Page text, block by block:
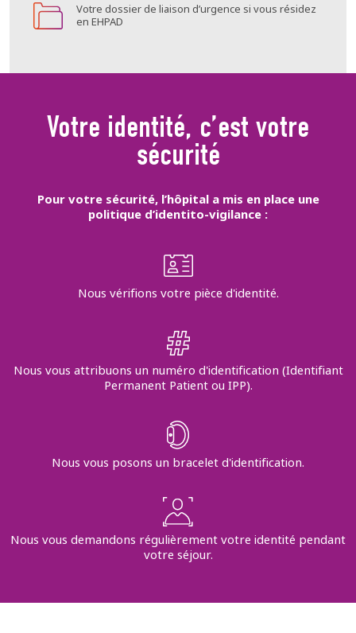
Votre dossier de liaison d’urgence si vous résidez
en EHPAD
Votre identité, c’est votre
sécurité
Pour votre sécurité, l’hôpital a mis en place une
politique d’identito-vigilance :
Nous vérifions votre pièce d'identité.
Nous vous attribuons un numéro d'identification (Identifiant
Permanent Patient ou IPP).
Nous vous posons un bracelet d'identification.
Nous vous demandons régulièrement votre identité pendant
votre séjour.